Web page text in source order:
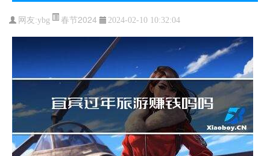
网友:ybg 春节2024 2024-02-10 10:32:04